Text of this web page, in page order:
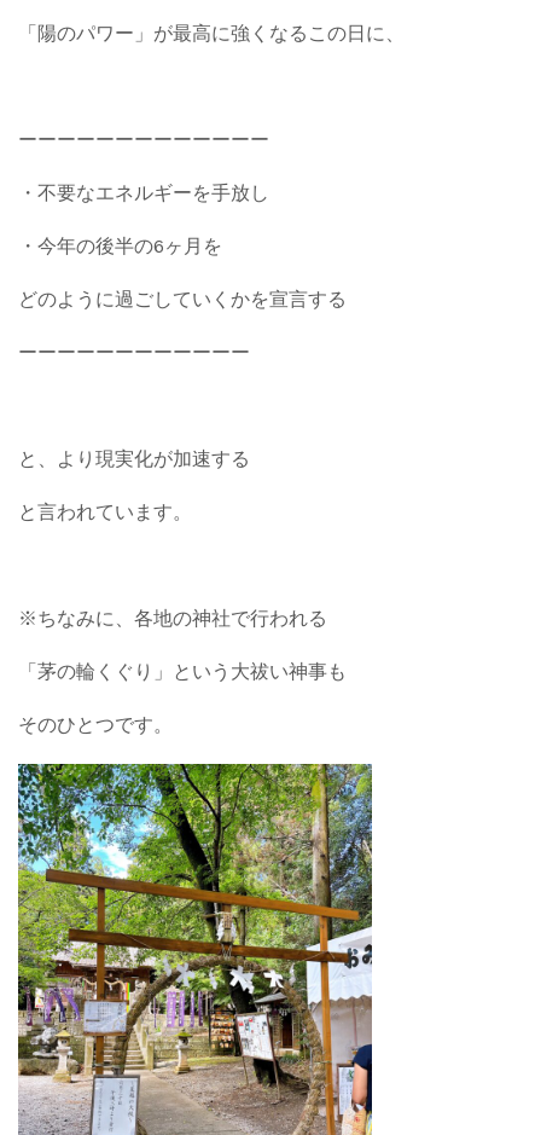
「陽のパワー」が最高に強くなるこの日に、
ーーーーーーーーーーーーー
・不要なエネルギーを手放し
・今年の後半の6ヶ月を
どのように過ごしていくかを宣言する
ーーーーーーーーーーーー
と、より現実化が加速する
と言われています。
※ちなみに、各地の神社で行われる
「茅の輪くぐり」という大祓い神事も
そのひとつです。